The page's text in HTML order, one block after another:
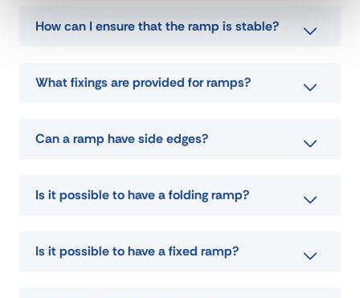
poids
DOWNLOAD DATA SHEET
ASK FOR A QUOTE
How can I ensure that the ramp is stable?
What fixings are provided for ramps?
Can a ramp have side edges?
Is it possible to have a folding ramp?
Is it possible to have a fixed ramp?